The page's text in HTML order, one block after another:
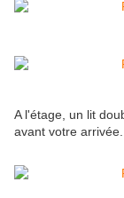
A l'étage, un lit
avant votre